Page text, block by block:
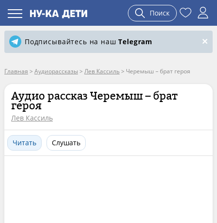
Поиск
Подписывайтесь на нашTelegram
Главная > Аудиорассказы > Лев Кассиль> Черемыш – брат героя
Аудио рассказ Черемыш – брат
героя
Лев Кассиль
Читать Слушать